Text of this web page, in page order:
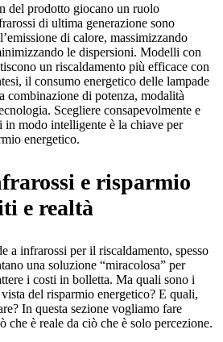
del prodotto giocano un ruolo
di ultima generazione sono
di calore, massimizzando
le dispersioni. Modelli con
un riscaldamento più efficace con
il consumo energetico delle lampade
combinazione di potenza, modalità
Scegliere consapevolmente e
modo intelligente è la chiave per
energetico.
e risparmio
e realtà
a infrarossi per il riscaldamento, spesso
una soluzione “miracolosa” per
i costi in bolletta. Ma quali sono i
del risparmio energetico? E quali,
In questa sezione vogliamo fare
che è reale da ciò che è solo percezione.